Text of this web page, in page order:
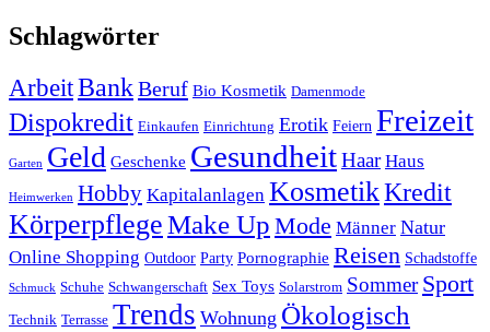
Schlagwörter
ArbeitBankBeruf Bio Kosmetik Damenmode
Dispokredit Einkaufen Einrichtung Erotik Feiern Freizeit
Garten Geld Geschenke GesundheitHaar Haus
Heimwerken Hobby Kapitalanlagen KosmetikKredit
KörperpflegeMake Up Mode Männer Natur
Online Shopping Outdoor Party Pornographie Reisen Schadstoffe
Schmuck Schuhe Schwangerschaft Sex Toys Solarstrom Sommer Sport
Technik Terrasse Trends Wohnung Ökologisch